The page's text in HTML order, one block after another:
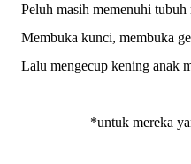
Peluh masih memenuhi tubuh
Membuka kunci, membuka
Lalu mengecup kening anak
*untuk mereka